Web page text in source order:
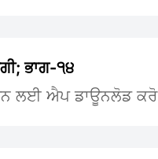
ਭਾਗ-੧੪
ਲਈ ਐਪ ਡਾਊਨਲੋਡ ਕਰੋ